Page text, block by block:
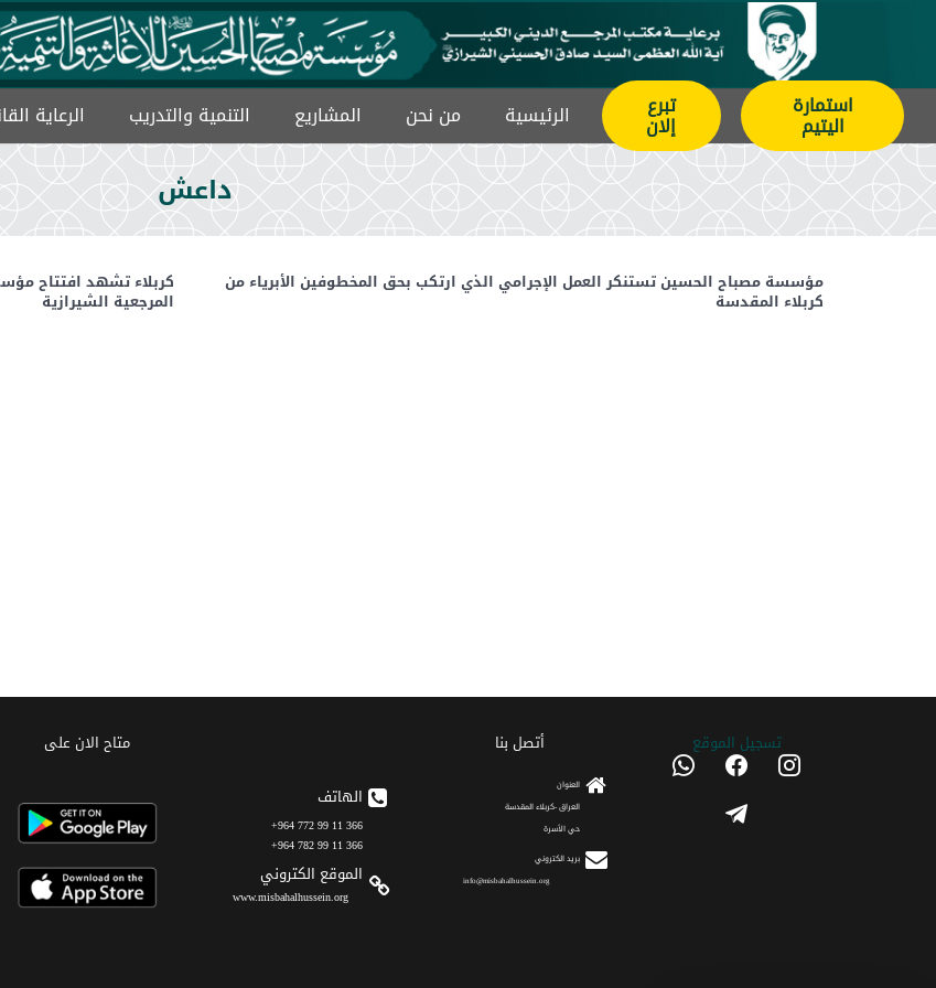
استمارة
اليتيم
تبرع
إلان الرئيسیة من نحن المشاریع التنمیة والتدریب الرعاية
داعش
مؤسسة مصباح الحسين تستنكر العمل الإجرامي الذي ارتكب بحق المخطوفين الأبرياء من
كربلاء المقدسة
كربلاء تشهد افتتاح
المرجعية الشيرازية
تسجیل الموقعinstagram
facebook
whatsapp
telegram
أتصل بنا
العنوان
العراق -كربلاء المقدسة
حي الأسرة
برید الکتروني
info@misbahalhussein.org
الهاتف
366 11 99 772 964+
366 11 99 782 964+
الموقع الکتروني
www.misbahalhussein.org
متاح الان على